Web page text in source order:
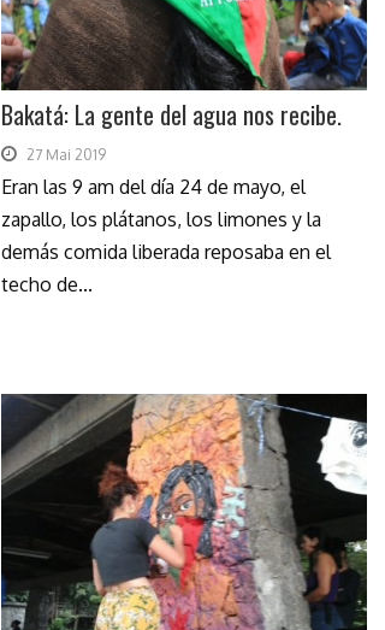
Bakatá: La gente del agua nos recibe.
27 Mai 2019
Eran las 9 am del día 24 de mayo, el
zapallo, los plátanos, los limones y la
demás comida liberada reposaba en el
techo de...